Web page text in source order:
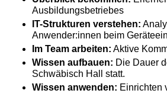
Ausbildungsbetriebes
IT-Strukturen verstehen:
Anwender:innen beim
Im Team arbeiten: Aktive
Wissen aufbauen: Die Dauer
Schwäbisch Hall statt.
Wissen anwenden: Einrichten